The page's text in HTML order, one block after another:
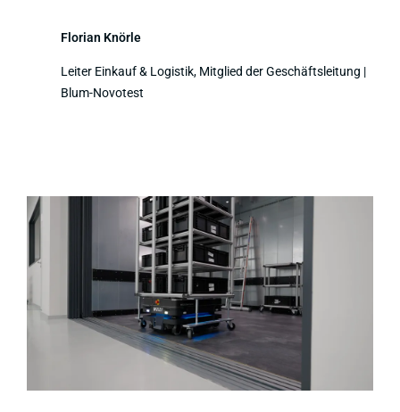
Florian Knörle
Leiter Einkauf & Logistik, Mitglied der Geschäftsleitung |
Blum-Novotest